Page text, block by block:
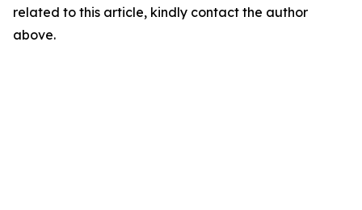
related to this article, kindly contact the author
above.